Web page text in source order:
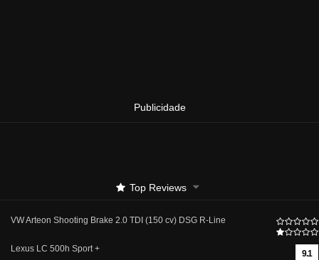
Publicidade
Top Reviews
VW Arteon Shooting Brake 2.0 TDI (150 cv) DSG R-Line
9.1
Lexus LC 500h Sport +